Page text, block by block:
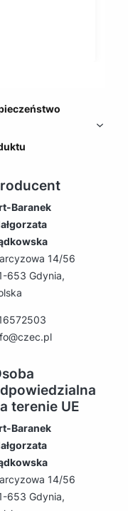
Baranek
14/56
653 Gdynia,
terenie UE
Baranek
14/56
653 Gdynia,